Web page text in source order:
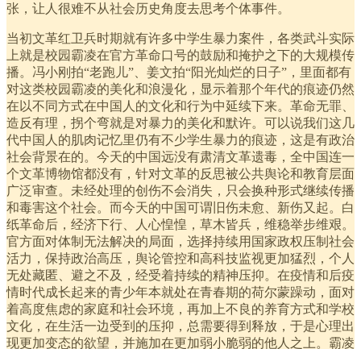
张，让人很难不从社会历史角度去思考个体事件。
当初文革红卫兵时期就有许多中学生暴力案件，各类武斗实际
上就是校园霸凌在官方革命口号的鼓励和掩护之下的大规模传
播。冯小刚拍“老跑儿”、姜文拍“阳光灿烂的日子”，里面都有
对这类校园霸凌的美化和浪漫化，显示着那个年代的痕迹仍然
在以不同方式在中国人的文化和行为中延续下来。革命无罪、
造反有理，拐个弯就是对暴力的美化和默许。可以说我们这几
代中国人的肌肉记忆里仍有不少学生暴力的痕迹，这是有政治
社会背景在的。今天的中国远没有肃清文革遗毒，全中国连一
个文革博物馆都没有，针对文革的反思被公共舆论和教育层面
广泛审查。未经处理的创伤不会消失，只会换种形式继续传播
和毒害这个社会。而今天的中国可谓旧伤未愈、新伤又起。白
纸革命后，经济下行、人心惶惶，草木皆兵，维稳举步维艰。
官方面对体制无法解决的局面，选择持续用国家政权压制社会
活力，保持政治高压，舆论管控和高科技监视更加猛烈，个人
无处藏匿、避之不及，经受着持续的精神压抑。在疫情和后疫
情时代成长起来的青少年本就处在青春期的荷尔蒙躁动，面对
着高度焦虑的家庭和社会环境，再加上不良的养育方式和学校
文化，在生活一边受到的压抑，总需要得到释放，于是心理出
现更加变态的欲望，并施加在更加弱小脆弱的他人之上。霸凌